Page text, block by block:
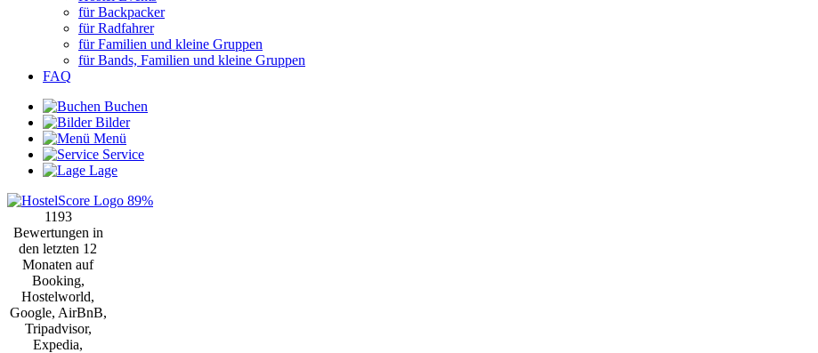
für Backpacker
für Radfahrer
für Familien und kleine Gruppen
für Bands, Familien und kleine Gruppen
FAQ
Buchen
Bilder
Menü
Service
Lage
89%
1193
Bewertungen in
den letzten 12
Monaten auf
Booking,
Hostelworld,
Google, AirBnB,
Tripadvisor,
Expedia,